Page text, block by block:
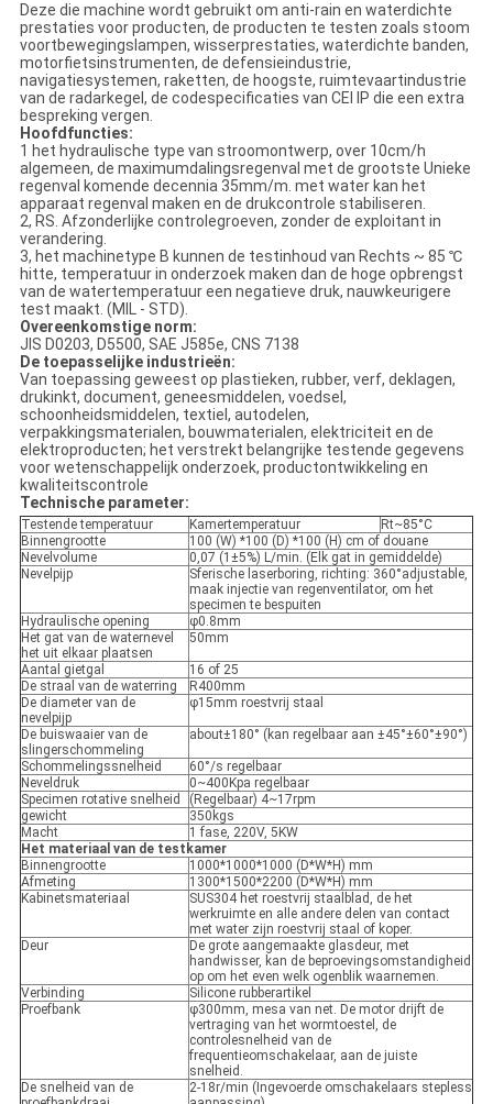
Deze die machine wordt gebruikt om anti-rain en waterdichte
prestaties voor producten, de producten te testen zoals stoom
voortbewegingslampen, wisserprestaties, waterdichte banden,
motorfietsinstrumenten, de defensieindustrie,
navigatiesystemen, raketten, de hoogste, ruimtevaartindustrie
van de radarkegel, de codespecificaties van CEI IP die een extra
bespreking vergen.
Hoofdfuncties:
1 het hydraulische type van stroomontwerp, over 10cm/h
algemeen, de maximumdalingsregenval met de grootste Unieke
regenval komende decennia 35mm/m. met water kan het
apparaat regenval maken en de drukcontrole stabiliseren.
2, RS. Afzonderlijke controlegroeven, zonder de exploitant in
verandering.
3, het machinetype B kunnen de testinhoud van Rechts ~ 85 ℃
hitte, temperatuur in onderzoek maken dan de hoge opbrengst
van de watertemperatuur een negatieve druk, nauwkeurigere
test maakt. (MIL - STD).
Overeenkomstige norm:
JIS D0203, D5500, SAE J585e, CNS 7138
De toepasselijke industrieën:
Van toepassing geweest op plastieken, rubber, verf, deklagen,
drukinkt, document, geneesmiddelen, voedsel,
schoonheidsmiddelen, textiel, autodelen,
verpakkingsmaterialen, bouwmaterialen, elektriciteit en de
elektroproducten; het verstrekt belangrijke testende gegevens
voor wetenschappelijk onderzoek, productontwikkeling en
kwaliteitscontrole
Technische parameter:
Testende temperatuur Kamertemperatuur
Rt~85°C
Binnengrootte
100 (W) *100 (D) *100 (H) cm of douane
Nevelvolume
0,07 (1±5%) L/min. (Elk gat in gemiddelde)
Nevelpijp
Sferische laserboring, richting: 360°adjustable,
maak injectie van regenventilator, om het
specimen te bespuiten
Hydraulische opening
φ0.8mm
Het gat van de waternevel
het uit elkaar plaatsen
50mm
Aantal gietgal
16 of 25
De straal van de waterring
R400mm
De diameter van de
nevelpijp
φ15mm roestvrij staal
De buiswaaier van de
slingerschommeling
about±180° (kan regelbaar aan ±45°±60°±90°)
Schommelingssnelheid
60°/s regelbaar
Neveldruk
0~400Kpa regelbaar
Specimen rotative snelheid
(Regelbaar) 4~17rpm
gewicht
350kgs
Macht
1 fase, 220V, 5KW
Het materiaal van de testkamer
Binnengrootte
1000*1000*1000 (D*W*H) mm
Afmeting
1300*1500*2200 (D*W*H) mm
Kabinetsmateriaal
SUS304 het roestvrij staalblad, de het
werkruimte en alle andere delen van contact
met water zijn roestvrij staal of koper.
Deur
De grote aangemaakte glasdeur, met
handwisser, kan de beproevingsomstandigheid
op om het even welk ogenblik waarnemen.
Verbinding
Silicone rubberartikel
Proefbank
φ300mm, mesa van net. De motor drijft de
vertraging van het wormtoestel, de
controlesnelheid van de
frequentieomschakelaar, aan de juiste
snelheid.
De snelheid van de
2-18r/min (Ingevoerde omschakelaars stepless